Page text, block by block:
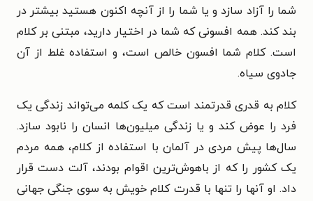
شما را آزاد سازد و یا شما را از آنچه اکنون هستید بیشتر در
بند کند. همه افسونی که شما در اختیار دارید، مبتنی بر کلام
است. کلام شما افسون خالص است، و استفاده غلط از آن
جادوی سیاه.
کلام به قدری قدرتمند است که یک کلمه می‌تواند زندگی یک
فرد را عوض کند و یا زندگی میلیون‌ها انسان را نابود سازد.
سال‌ها پیش مردی در آلمان با استفاده از کلام، همه مردم
یک کشور را که از باهوش‌ترین اقوام بودند، آلت دست قرار
داد. او آنها را تنها با قدرت کلام خویش به سوی جنگی جهانی